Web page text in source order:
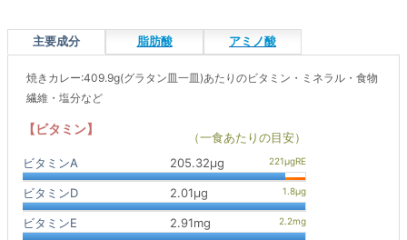
主要成分 脂肪酸 アミノ酸
焼きカレー:409.9g(グラタン皿一皿)あたりのビタミン・ミネラル・食物
繊維・塩分など
【ビタミン】
（一食あたりの目安）
ビタミンA
205.32μg
ビタミンD 2.01μg
ビタミンE 2.91mg